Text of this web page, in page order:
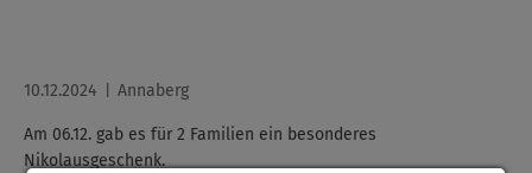
10.12.2024 Annaberg
Am 06.12. gab es für 2 Familien ein besonderes
Nikolausgeschenk.